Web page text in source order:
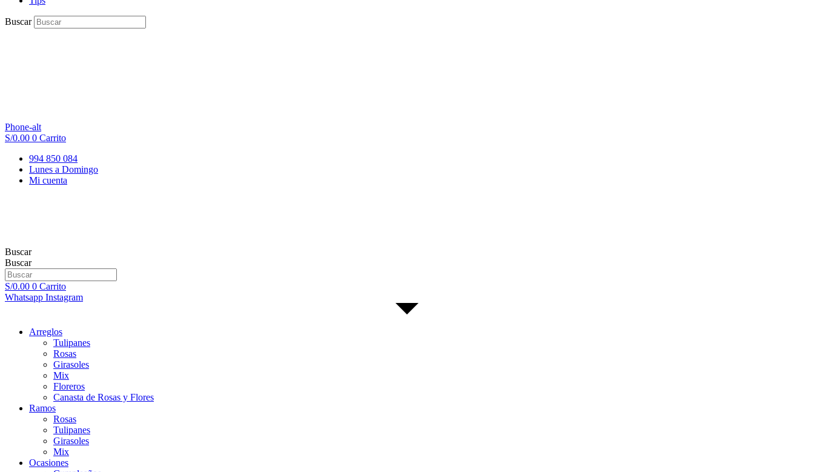
Buscar
Phone-alt
S/0.00 0 Carrito
994 850 084
Lunes a Domingo
Mi cuenta
Buscar
Buscar
S/0.00 0 Carrito
Whatsapp Instagram
Arreglos
Tulipanes
Rosas
Girasoles
Mix
Floreros
Canasta de Rosas y Flores
Ramos
Rosas
Tulipanes
Girasoles
Mix
Ocasiones